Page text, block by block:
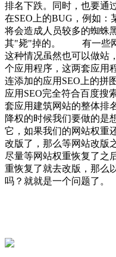
排名下跌。同时，也要通
在SEO上的BUG，例如：
将会造成人员较多的蜘蛛
其"毙"掉的。 有一些网
这种情况虽然也可以做站
个应用程序，这两套应用
连添加的应用SEO上的拼
应用SEO完全符合百度搜
套应用建筑网站的整体
降权的时候我们要做的是
它，如果我们的网站权重
改版了，那么等网站改版
尽量等网站权重恢复了之
重恢复了就去改版，那么
吗？就就是一个问题了。